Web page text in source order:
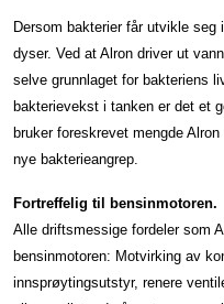
Dersom bakterier får utvikle
dyser. Ved at Alron driver ut
selve grunnlaget for bakteriens
bakterievekst i tanken er det et
bruker foreskrevet mengde
nye bakterieangrep.
Fortreffelig til bensinmotoren.
Alle driftsmessige fordeler som
bensinmotoren: Motvirking av
innsprøytingsutstyr, renere